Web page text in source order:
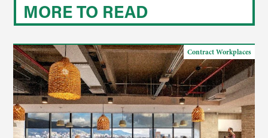
MORE TO READ
Contract Workplaces